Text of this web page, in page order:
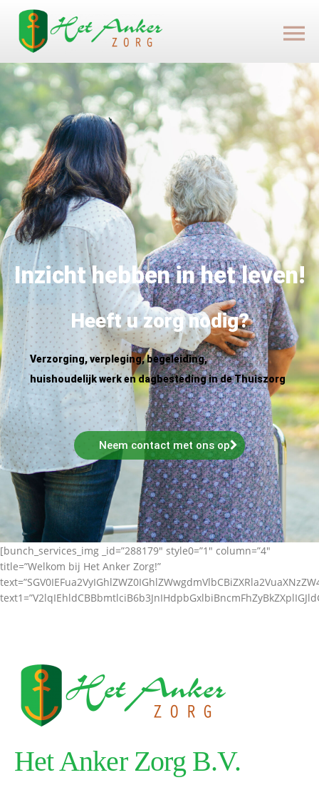
Inzicht hebben in het leven!
Heeft u zorg nodig?
Verzorging, verpleging, begeleiding,
huishoudelijk werk en dagbesteding in de Thuiszorg
Neem contact met ons op
[bunch_services_img _id=”288179″ style0=”1″ column=”4″
title=”Welkom bij Het Anker Zorg!”
Het Anker Zorg B.V.